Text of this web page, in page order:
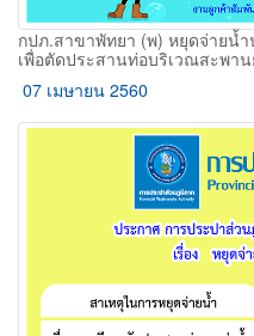
กปภ.สาขาพัทยา (พ) หยุดจ่ายน้
เพื่อตัดประสานท่อบริเวณสะพาน
07 เมษายน 2560